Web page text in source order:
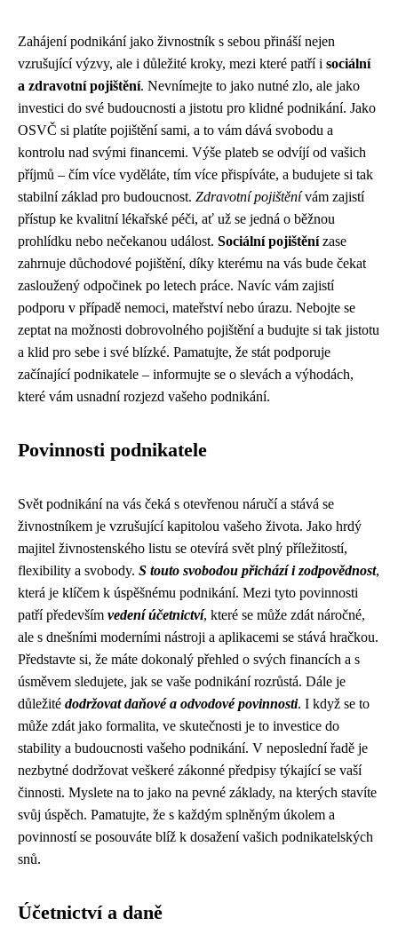
Zahájení podnikání jako živnostník s sebou přináší nejen
vzrušující výzvy, ale i důležité kroky, mezi které patří i sociální
a zdravotní pojištění. Nevnímejte to jako nutné zlo, ale jako
investici do své budoucnosti a jistotu pro klidné podnikání. Jako
OSVČ si platíte pojištění sami, a to vám dává svobodu a
kontrolu nad svými financemi. Výše plateb se odvíjí od vašich
příjmů – čím více vyděláte, tím více přispíváte, a budujete si tak
stabilní základ pro budoucnost. Zdravotní pojištěnívám zajistí
přístup ke kvalitní lékařské péči, ať už se jedná o běžnou
prohlídku nebo nečekanou událost. Sociální pojištěnízase
zahrnuje důchodové pojištění, díky kterému na vás bude čekat
zasloužený odpočinek po letech práce. Navíc vám zajistí
podporu v případě nemoci, mateřství nebo úrazu. Nebojte se
zeptat na možnosti dobrovolného pojištění a budujte si tak jistotu
a klid pro sebe i své blízké. Pamatujte, že stát podporuje
začínající podnikatele – informujte se o slevách a výhodách,
které vám usnadní rozjezd vašeho podnikání.
Povinnosti podnikatele
Svět podnikání na vás čeká s otevřenou náručí a stává se
živnostníkem je vzrušující kapitolou vašeho života. Jako hrdý
majitel živnostenského listu se otevírá svět plný příležitostí,
flexibility a svobody. S touto svobodou přichází i zodpovědnost,
která je klíčem k úspěšnému podnikání. Mezi tyto povinnosti
patří především vedení účetnictví, které se může zdát náročné,
ale s dnešními moderními nástroji a aplikacemi se stává hračkou.
Představte si, že máte dokonalý přehled o svých financích a s
úsměvem sledujete, jak se vaše podnikání rozrůstá. Dále je
důležité dodržovat daňové a odvodové povinnosti. I když se to
může zdát jako formalita, ve skutečnosti je to investice do
stability a budoucnosti vašeho podnikání. V neposlední řadě je
nezbytné dodržovat veškeré zákonné předpisy týkající se vaší
činnosti. Myslete na to jako na pevné základy, na kterých stavíte
svůj úspěch. Pamatujte, že s každým splněným úkolem a
povinností se posouváte blíž k dosažení vašich podnikatelských
snů.
Účetnictví a daně